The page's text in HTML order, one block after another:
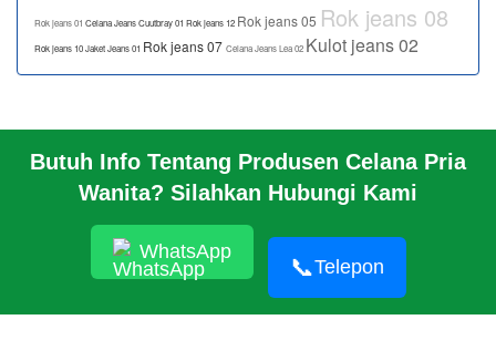
Butuh Info Tentang Produsen Celana Pria
Wanita? Silahkan Hubungi Kami
WhatsApp
📞Telepon
Rok jeans 01 Celana Jeans Cuutbray 01 Rok jeans 12 Rok jeans 05 Rok jeans 08
Rok jeans 10Jaket Jeans 01 Rok jeans 07 Celana Jeans Lea 02 Kulot jeans 02
BERANDA
PROFIL PABRIK
HUBUNGI KAMI
PABRIK KAMI
© 2026 https://www.jeansbro.com/JEANSBRO